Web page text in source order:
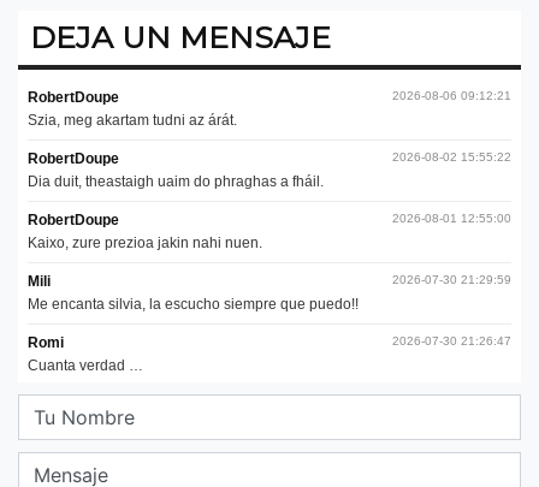
DEJA UN MENSAJE